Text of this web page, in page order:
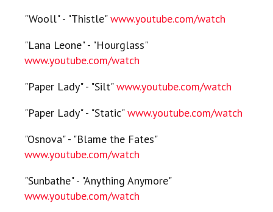
"Wooll" - "Thistle"www.youtube.com/watch
"Lana Leone" - "Hourglass"
www.youtube.com/watch
"Paper Lady" - "Silt"www.youtube.com/watch
"Paper Lady" - "Static"www.youtube.com/watch
"Osnova" - "Blame the Fates"
www.youtube.com/watch
"Sunbathe" - "Anything Anymore"
www.youtube.com/watch